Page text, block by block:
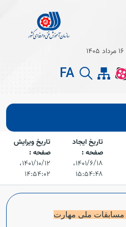
FA
تاریخ ایجاد
صفحه :
۱۴۰۱/۶/۱۸،‏
۱۵:۵۴:۴۸
تاریخ ویرایش
صفحه :
۱۴۰۱/۱۰/۱۲،‏
۱۴:۵۴:۰۲
ملی مهارت